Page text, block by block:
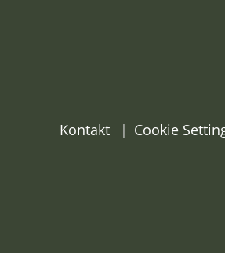
Kontakt Cookie